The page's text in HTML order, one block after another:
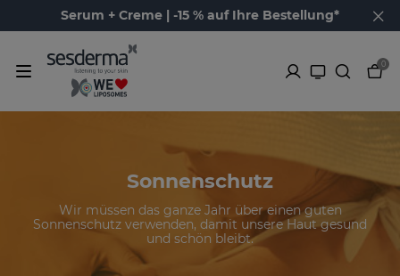
Serum + Creme | -15 % auf Ihre Bestellung*
0
Sonnenschutz
Wir müssen das ganze Jahr über einen guten
Sonnenschutz verwenden, damit unsere Haut gesund
und schön bleibt.